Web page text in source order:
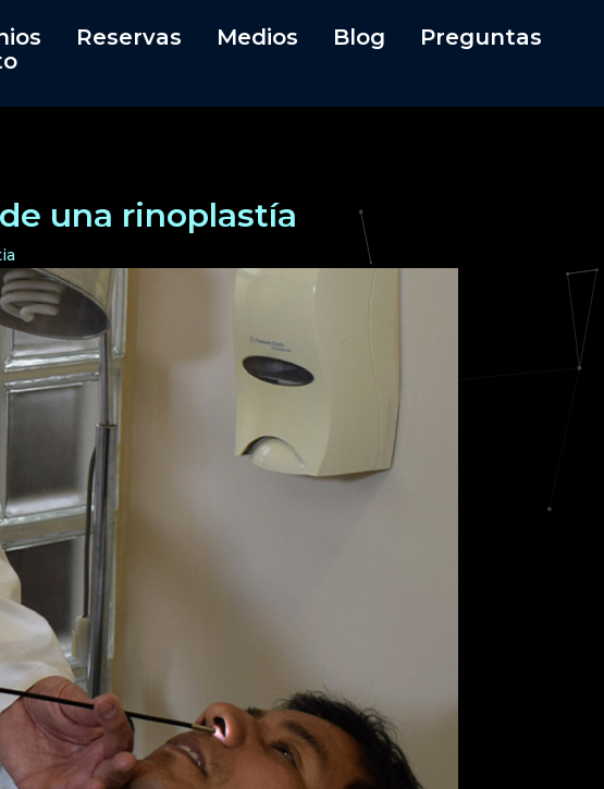
Reservas Medios Blog
Preguntas
una rinoplastía